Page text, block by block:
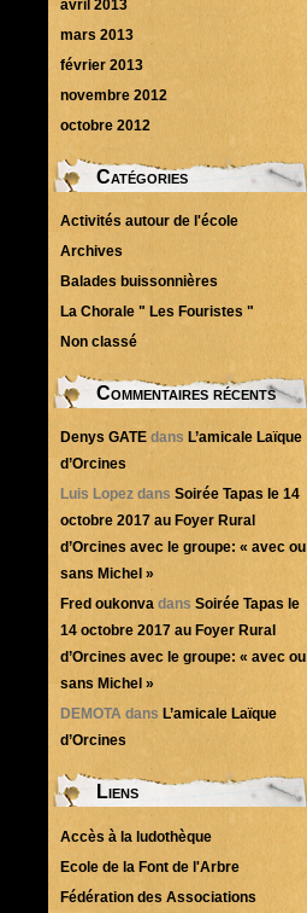
avril 2013
mars 2013
février 2013
novembre 2012
octobre 2012
Catégories
Activités autour de l'école
Archives
Balades buissonnières
La Chorale " Les Fouristes "
Non classé
Commentaires récents
Denys GATE dans L’amicale Laïque
d’Orcines
Luis Lopez dans Soirée Tapas le 14
octobre 2017 au Foyer Rural
d’Orcines avec le groupe: « avec ou
sans Michel »
Fred oukonva dans Soirée Tapas le
14 octobre 2017 au Foyer Rural
d’Orcines avec le groupe: « avec ou
sans Michel »
DEMOTA dans L’amicale Laïque
d’Orcines
Liens
Accès à la ludothèque
Ecole de la Font de l'Arbre
Fédération des Associations